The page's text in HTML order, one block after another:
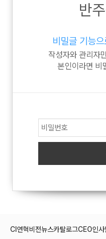
반
비밀글 기능
작성자와 관리자
본인이라면 비
CI 연혁비전뉴스카탈로그CEO인사